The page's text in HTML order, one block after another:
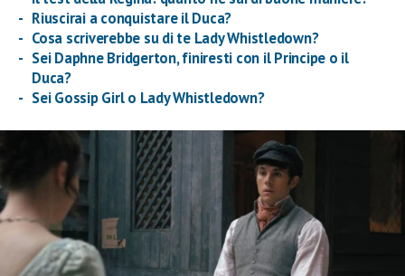
Riuscirai a conquistare il Duca?
Cosa scriverebbe su di te Lady Whistledown?
Sei Daphne Bridgerton, finiresti con il Principe o il
Duca?
Sei Gossip Girl o Lady Whistledown?